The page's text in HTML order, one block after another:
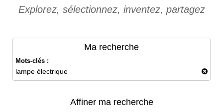
Explorez, sélectionnez, inventez, partagez
Ma recherche
Mots-clés :
lampe électrique
Affiner ma recherche